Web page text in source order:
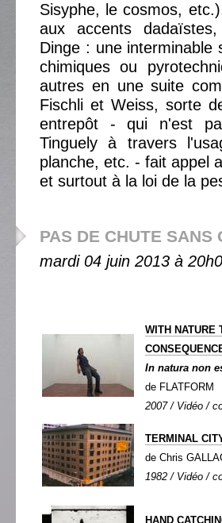
Sisyphe, le cosmos,
aux accents
Dinge : une interminable
chimiques ou
autres en une suite
Fischli et Weiss, sorte
entrepôt - qui n'est
Tinguely à travers
planche, etc. - fait appel
et surtout à la loi de la
PAS DE CHUTE SANS
mardi 04 juin 2013 à
WITH NATURE
In natura non
de FLATFORM
2007 / Vidéo /
TERMINAL
de Chris
1982 / Vidéo /
HAND